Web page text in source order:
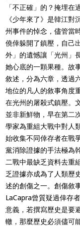
「不正確」的？掩埋在
《少年來了》是韓江對
州事件的悼念，儘管當
僥倖躲開了鎮壓，自己
外」的遺憾讓「光州」
她心底的一顆果種。故
敘述，分為六章，透過
地位的凡人的敘事角度
在光州的屠殺式鎮壓。
並非新鮮物，早在第二
學家為重組大戰中對人
始收集不同倖存者在戰
黨消除證據的手法極為
二戰中最缺乏資料去重
乏證據亦成為了人類歷
述的創傷之一。創傷敘
LaCapra曾質疑過倖存
意義，若撰寫歷史是要
轍，那麼歷史必須儘可